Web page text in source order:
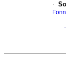
·
·